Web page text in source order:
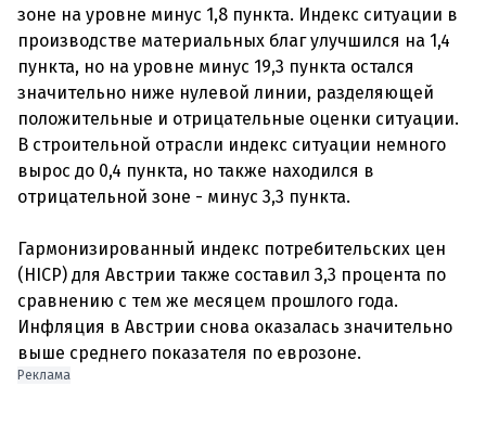
зоне на уровне минус 1,8 пункта. Индекс ситуации в
производстве материальных благ улучшился на 1,4
пункта, но на уровне минус 19,3 пункта остался
значительно ниже нулевой линии, разделяющей
положительные и отрицательные оценки ситуации.
В строительной отрасли индекс ситуации немного
вырос до 0,4 пункта, но также находился в
отрицательной зоне - минус 3,3 пункта.
Гармонизированный индекс потребительских цен
(HICP) для Австрии также составил 3,3 процента по
сравнению с тем же месяцем прошлого года.
Инфляция в Австрии снова оказалась значительно
Реклама